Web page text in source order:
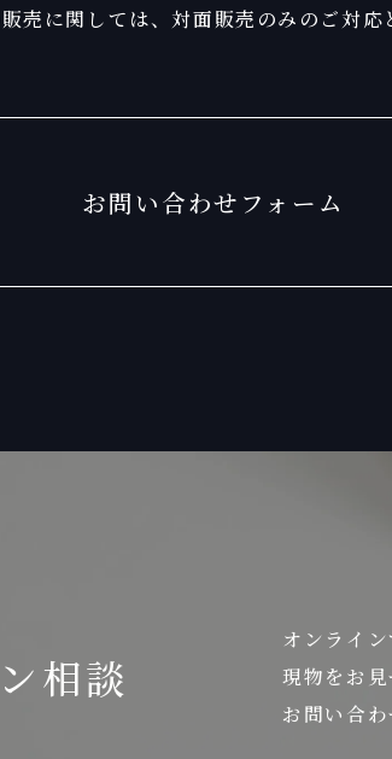
売に関しては、 対面販売のみのご対応
お問い合わせフォーム
相談
オンライ
現物をお
お問い合